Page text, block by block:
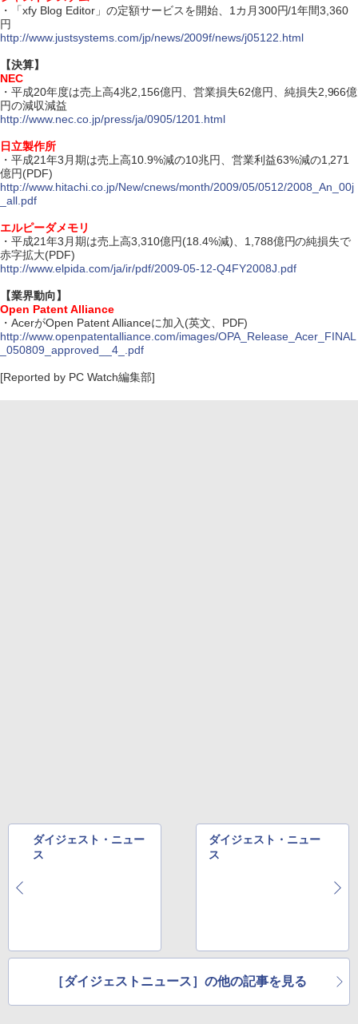
・「xfy Blog Editor」の定額サービスを開始、1カ月300円/1年間3,360
円
http://www.justsystems.com/jp/news/2009f/news/j05122.html
【決算】
NEC
・平成20年度は売上高4兆2,156億円、営業損失62億円、純損失2,966億
円の減収減益
http://www.nec.co.jp/press/ja/0905/1201.html
日立製作所
・平成21年3月期は売上高10.9%減の10兆円、営業利益63%減の1,271
億円(PDF)
http://www.hitachi.co.jp/New/cnews/month/2009/05/0512/2008_An_00j
_all.pdf
エルピーダメモリ
・平成21年3月期は売上高3,310億円(18.4%減)、1,788億円の純損失で
赤字拡大(PDF)
http://www.elpida.com/ja/ir/pdf/2009-05-12-Q4FY2008J.pdf
【業界動向】
Open Patent Alliance
・AcerがOpen Patent Allianceに加入(英文、PDF)
http://www.openpatentalliance.com/images/OPA_Release_Acer_FINAL
_050809_approved__4_.pdf
[Reported by PC Watch編集部]
ダイジェスト・ニュー
ス
ダイジェスト・ニュー
ス
［ダイジェストニュース］の他の記事を見る